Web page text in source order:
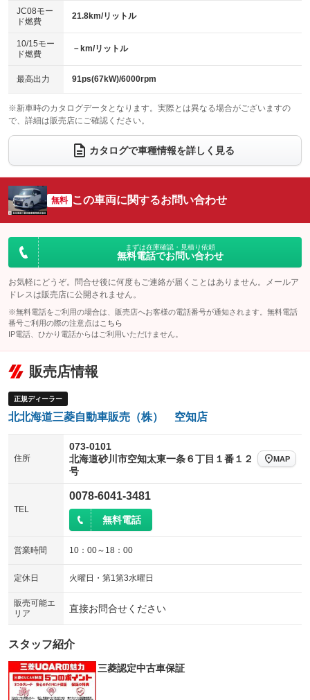
電動格納ミラー
：装備なし
：装備なし
パワーシート
ベンチシート
：装備なし
チップアップシート
：装備なし
：装備なし ：装備あり
ウォークスルー
：装備なし
電動リアゲート フロントカメラ
：装備あり
：装備なし ：装備なし
サイドカメラ
：装備あり ルーフレール
：装備なし
：装備なし
：装備なし
JC08モー
ド燃費
21.8km/リットル
10/15モー
ド燃費
－km/リットル
最高出力 91ps(67kW)/6000rpm
※新車時のカタログデータとなります。実際とは異なる場合がございますの
で、詳細は販売店にご確認ください。
カタログで車種情報を詳しく見る
無料 この車両に関するお問い合わせ
まずは在庫確認・見積り依頼
無料電話でお問い合わせ
お気軽にどうぞ。問合せ後に何度もご連絡が届くことはありません。メールア
ドレスは販売店に公開されません。
※無料電話をご利用の場合は、販売店へお客様の電話番号が通知されます。無料電話
番号ご利用の際の注意点は こちら
IP電話、ひかり電話からはご利用いただけません。
販売店情報
正規ディーラー
北北海道三菱自動車販売（株） 空知店
住所
073-0101
北海道砂川市空知太東一条６丁目１番１２
号
MAP
TEL
0078-6041-3481
無料電話
営業時間 10：00～18：00
定休日 火曜日・第1第3水曜日
販売可能エ
リア
直接お問合せください
スタッフ紹介
三菱認定中古車保証